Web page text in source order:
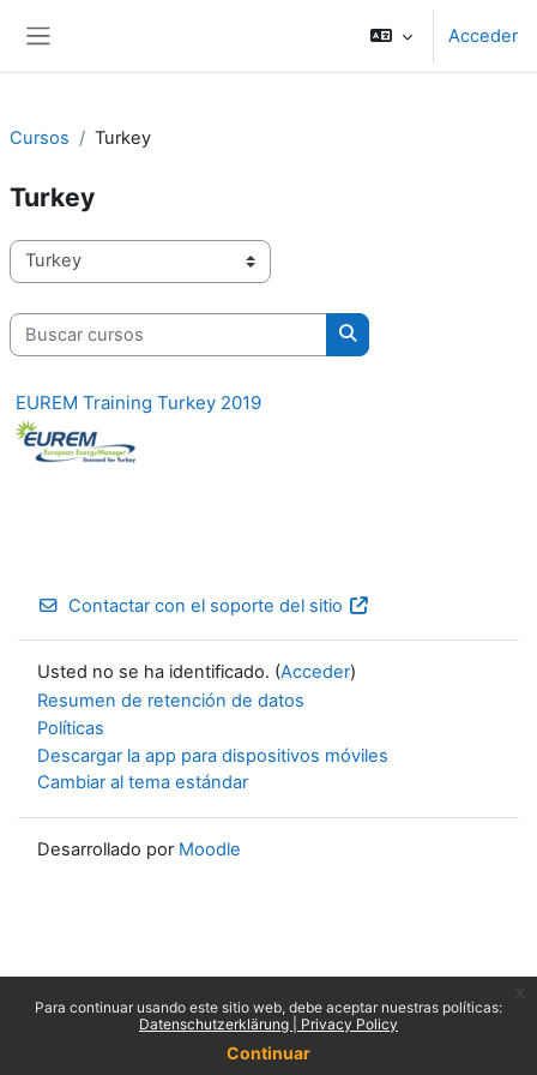
Para continuar usando este sitio web, debe aceptar nuestras políticas:
Datenschutzerklärung | Privacy Policy
Continuar
Acceder
Cursos Turkey
Turkey
Categorías
Buscar cursos
Buscar cursos
EUREM Training Turkey 2019
Contactar con el soporte del sitio
Usted no se ha identificado. (Acceder)
Resumen de retención de datos
Políticas
Descargar la app para dispositivos móviles
Cambiar al tema estándar
Desarrollado por Moodle